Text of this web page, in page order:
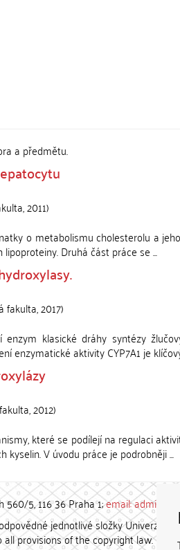
a předmětu.
,2011)
o metabolismu cholesterolu a
Druhá část práce se ...
fakulta,2017)
enzym klasické dráhy syntézy
enzymatické aktivity CYP7A1 je
,2012)
které se podílejí na regulaci
V úvodu práce je podrobněji ...
560/5, 116 36 Praha 1;email: admin-
jednotlivé složky Univerzity
provisions of the copyright law.